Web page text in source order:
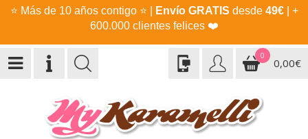
⭐ Más de 10 años contigo ⭐ Envío GRATIS desde 49€| +
600.000 clientes felices ❤️
0
0,00€